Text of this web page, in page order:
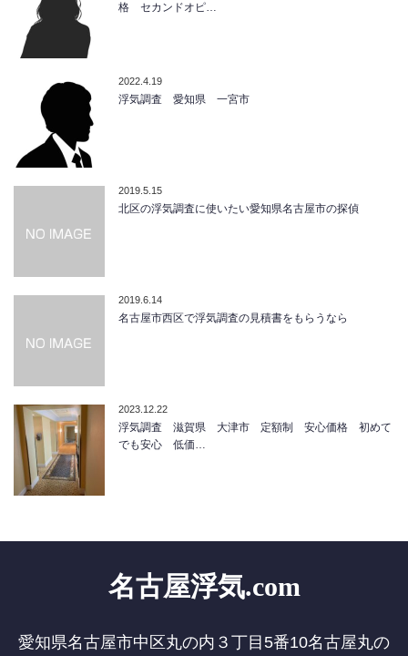
格 セカンドオピ…
2022.4.19
浮気調査 愛知県 一宮市
2019.5.15
北区の浮気調査に使いたい愛知県名古屋市の探偵
2019.6.14
名古屋市西区で浮気調査の見積書をもらうなら
2023.12.22
浮気調査 滋賀県 大津市 定額制 安心価格 初めて
でも安心 低価…
名古屋浮気.com
愛知県名古屋市中区丸の内３丁目5番10名古屋丸の